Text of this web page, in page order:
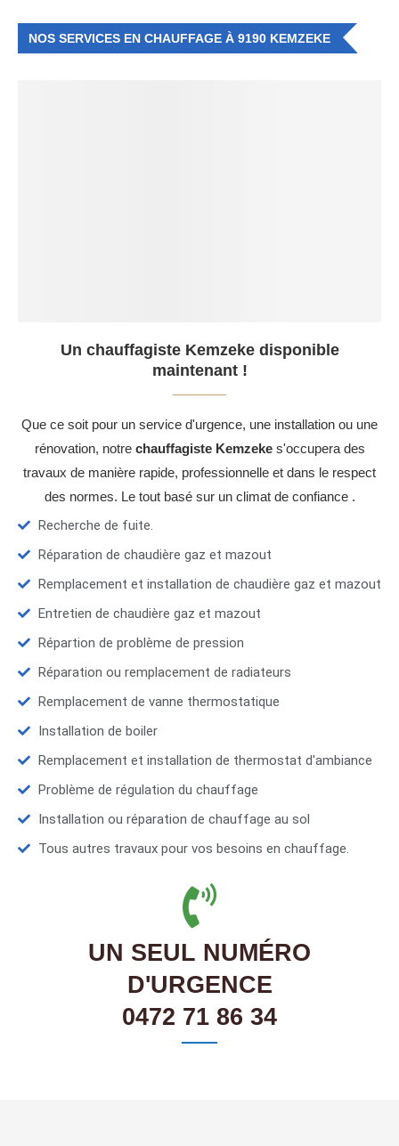
NOS SERVICES EN CHAUFFAGE À 9190 KEMZEKE
Un chauffagiste Kemzeke disponible
maintenant !
Que ce soit pour un service d'urgence, une installation ou une
rénovation, notre chauffagiste Kemzekes'occupera des
travaux de manière rapide, professionnelle et dans le respect
des normes. Le tout basé sur un climat de confiance .
Recherche de fuite.
Réparation de chaudière gaz et mazout
Remplacement et installation de chaudière gaz et mazout
Entretien de chaudière gaz et mazout
Répartion de problème de pression
Réparation ou remplacement de radiateurs
Remplacement de vanne thermostatique
Installation de boiler
Remplacement et installation de thermostat d'ambiance
Problème de régulation du chauffage
Installation ou réparation de chauffage au sol
Tous autres travaux pour vos besoins en chauffage.
UN SEUL NUMÉRO
D'URGENCE
0472 71 86 34